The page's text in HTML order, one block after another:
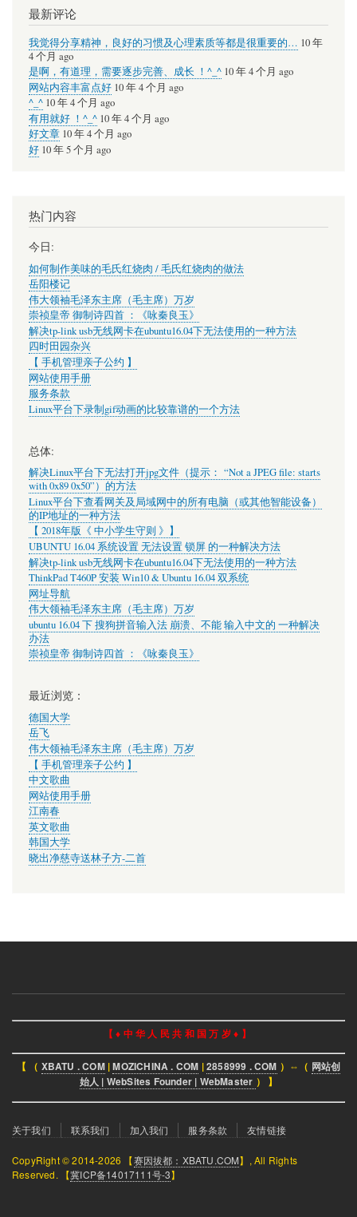
最新评论
我觉得分享精神，良好的习惯及心理素质等都是很重要的… 10 年
4 个月 ago
是啊，有道理，需要逐步完善、成长 ！^_^ 10 年 4 个月 ago
网站内容丰富点好 10 年 4 个月 ago
^_^ 10 年 4 个月 ago
有用就好 ！^_^ 10 年 4 个月 ago
好文章 10 年 4 个月 ago
好 10 年 5 个月 ago
热门内容
今日:
如何制作美味的毛氏红烧肉 / 毛氏红烧肉的做法
岳阳楼记
伟大领袖毛泽东主席（毛主席）万岁
崇祯皇帝 御制诗四首 ：《咏秦良玉》
解决tp-link usb无线网卡在ubuntu16.04下无法使用的一种方法
四时田园杂兴
【 手机管理亲子公约 】
网站使用手册
服务条款
Linux平台下录制gif动画的比较靠谱的一个方法
总体:
解决Linux平台下无法打开jpg文件（提示： “Not a JPEG file: starts
with 0x89 0x50”）的方法
Linux平台下查看网关及局域网中的所有电脑（或其他智能设备）
的IP地址的一种方法
【 2018年版《 中小学生守则 》】
UBUNTU 16.04 系统设置 无法设置 锁屏 的一种解决方法
解决tp-link usb无线网卡在ubuntu16.04下无法使用的一种方法
ThinkPad T460P 安装 Win10 & Ubuntu 16.04 双系统
网址导航
伟大领袖毛泽东主席（毛主席）万岁
ubuntu 16.04 下 搜狗拼音输入法 崩溃、不能 输入中文的 一种解决
办法
崇祯皇帝 御制诗四首 ：《咏秦良玉》
最近浏览：
德国大学
岳飞
伟大领袖毛泽东主席（毛主席）万岁
【 手机管理亲子公约 】
中文歌曲
网站使用手册
江南春
英文歌曲
韩国大学
晓出净慈寺送林子方-二首
【 ♦ 中 华 人 民 共 和 国 万 岁 ♦ 】
【 （ XBATU . COM|MOZICHINA . COM |2858999 . COM ）⇔（ 网站创
始人 | WebSites Founder | WebMaster ） 】
页
菜
单
关于我们 联系我们 加入我们 服务条款 友情链接
CopyRight © 2014-2026 【赛因拔都：XBATU.COM】, All Rights
Reserved. 【冀ICP备14017111号-3】